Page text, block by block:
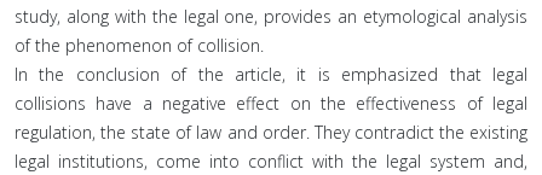
study, along with the legal one, provides an etymological analysis
of the phenomenon of collision.
In the conclusion of the article, it is emphasized that legal
collisions have a negative effect on the effectiveness of legal
regulation, the state of law and order. They contradict the existing
legal institutions, come into conflict with the legal system and,